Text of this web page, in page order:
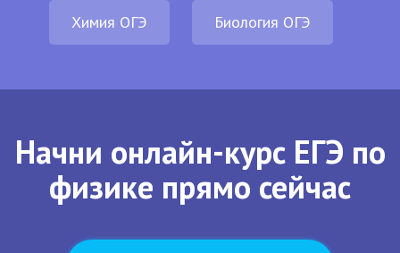
Химия ОГЭ Биология ОГЭ
Начни онлайн-курс ЕГЭ по
физике прямо сейчас